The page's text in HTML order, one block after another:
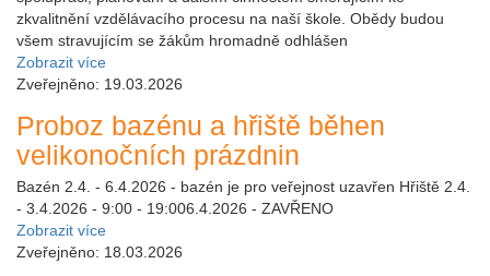
zkvalitnění vzdělávacího procesu na naší škole. Obědy budou
všem stravujícím se žákům hromadně odhlášen
Zobrazit více
Zveřejněno: 19.03.2026
Proboz bazénu a hřiště běhen
velikonočních prázdnin
Bazén 2.4. - 6.4.2026 - bazén je pro veřejnost uzavřen Hřiště 2.4.
- 3.4.2026 - 9:00 - 19:006.4.2026 - ZAVŘENO
Zobrazit více
Zveřejněno: 18.03.2026